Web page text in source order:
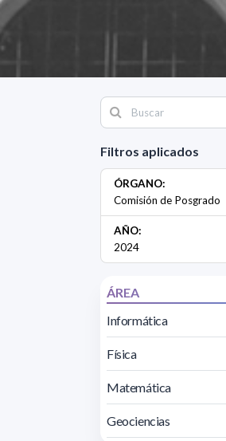
Filtros aplicados
ÓRGANO:
Comisión de Posgrado
AÑO:
2024
ÁREA
Informática
Física
Matemática
Geociencias